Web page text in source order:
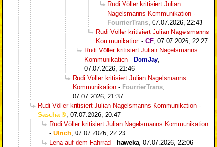
Rudi Völler kritisiert Julian
Nagelsmanns Kommunikation -
FourrierTrans, 07.07.2026, 22:43
Rudi Völler kritisiert Julian Nagelsmanns
Kommunikation - CF, 07.07.2026, 22:27
Rudi Völler kritisiert Julian Nagelsmanns
Kommunikation - DomJay,
07.07.2026, 21:46
Rudi Völler kritisiert Julian Nagelsmanns
Kommunikation - FourrierTrans,
07.07.2026, 21:37
Rudi Völler kritisiert Julian Nagelsmanns Kommunikation -
Sascha
, 07.07.2026, 20:47
Rudi Völler kritisiert Julian Nagelsmanns Kommunikation
- Ulrich, 07.07.2026, 22:23
Lena auf dem Fahrrad - haweka, 07.07.2026, 22:06